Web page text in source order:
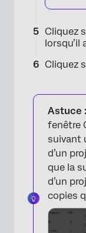
Cliquez
lorsqu’il
Cliquez
Astuce :
fenêtre
suivant
d’un
que la
d’un
copies